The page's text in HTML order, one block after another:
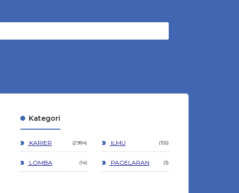
Kategori
KARIER 2984 ILMU 155
LOMBA 14 PAGELARAN 3